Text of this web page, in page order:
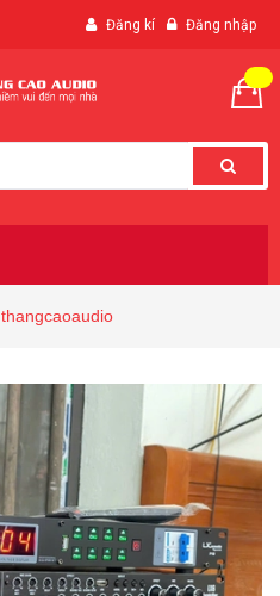
Đăng kí Đăng nhập
thangcaoaudio